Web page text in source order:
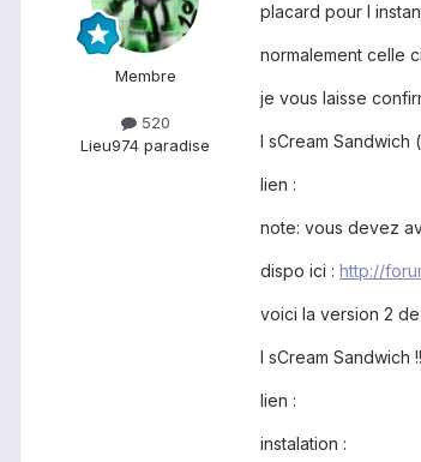
Membre
520
Lieu974 paradise
placard pour l
normalement celle
je vous laisse
I sCream Sandwich
lien :
note: vous devez
dispo ici : http://
voici la version 2
I sCream Sandwich
lien :
instalation :